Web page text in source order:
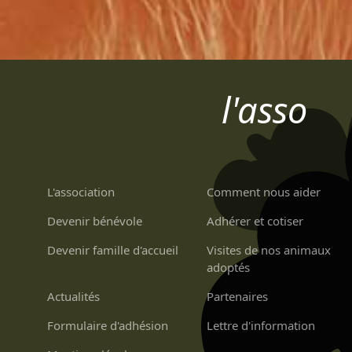
l'asso
L'association
Comment nous aider
Devenir bénévole
Adhérer et cotiser
Devenir famille d'accueil
Visites de nos animaux
adoptés
Actualités
Partenaires
Formulaire d'adhésion
Lettre d'information